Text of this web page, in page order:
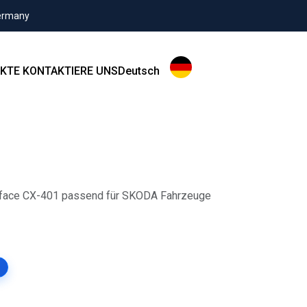
KONTAKTIERE UNSDeutsch
CX-401 passend für SKODA Fahrzeuge